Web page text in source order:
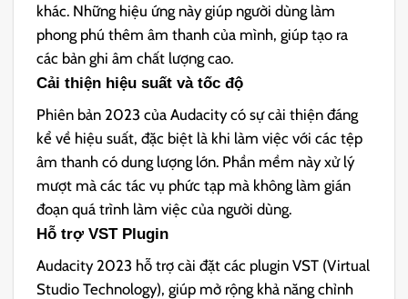
khác. Những hiệu ứng này giúp người dùng làm
phong phú thêm âm thanh của mình, giúp tạo ra
các bản ghi âm chất lượng cao.
Cải thiện hiệu suất và tốc độ
Phiên bản 2023 của Audacity có sự cải thiện đáng
kể về hiệu suất, đặc biệt là khi làm việc với các tệp
âm thanh có dung lượng lớn. Phần mềm này xử lý
mượt mà các tác vụ phức tạp mà không làm gián
đoạn quá trình làm việc của người dùng.
Hỗ trợ VST Plugin
Audacity 2023 hỗ trợ cài đặt các plugin VST (Virtual
Studio Technology), giúp mở rộng khả năng chỉnh